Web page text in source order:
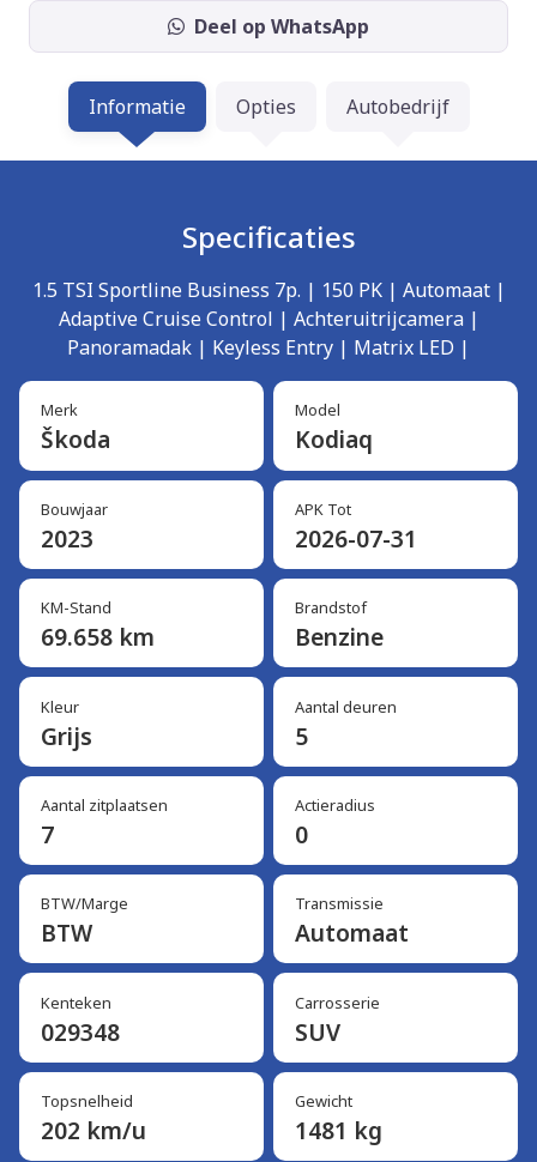
Deel op WhatsApp
Informatie Opties Autobedrijf
Specificaties
1.5 TSI Sportline Business 7p. | 150 PK | Automaat |
Adaptive Cruise Control | Achteruitrijcamera |
Panoramadak | Keyless Entry | Matrix LED |
Merk
Škoda
Model
Kodiaq
Bouwjaar
2023
APK Tot
2026-07-31
KM-Stand
69.658 km
Brandstof
Benzine
Kleur
Grijs
Aantal deuren
5
Aantal zitplaatsen
7
Actieradius
0
BTW/Marge
BTW
Transmissie
Automaat
Kenteken
029348
Carrosserie
SUV
Topsnelheid
202 km/u
Gewicht
1481 kg